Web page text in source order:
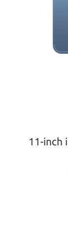
11-inch